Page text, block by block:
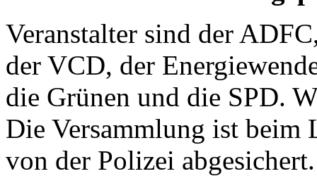
Veranstalter sind der
der VCD, der
die Grünen und die SPD.
Die Versammlung ist beim
von der Polizei abgesichert.